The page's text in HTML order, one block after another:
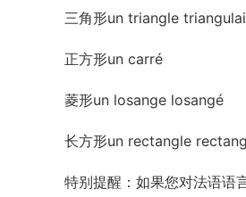
三角形un triangle
正方形un carré
菱形un losange losangé
长方形un rectangle
特别提醒：如果您对法语语